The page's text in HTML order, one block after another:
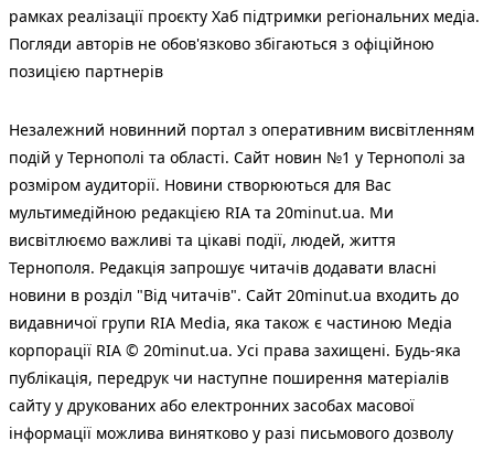
рамках реалізації проєкту Хаб підтримки регіональних медіа.
Погляди авторів не обов'язково збігаються з офіційною
позицією партнерів
Незалежний новинний портал з оперативним висвітленням
подій у Тернополі та області. Сайт новин №1 у Тернополі за
розміром аудиторії. Новини створюються для Вас
мультимедійною редакцією RIA та 20minut.ua. Ми
висвітлюємо важливі та цікаві події, людей, життя
Тернополя. Редакція запрошує читачів додавати власні
новини в розділ "Від читачів". Сайт 20minut.ua входить до
видавничої групи RIA Media, яка також є частиною Медіа
корпорації RIA © 20minut.ua. Усі права захищені. Будь-яка
публiкацiя, передрук чи наступне поширення матеріалів
сайту у друкованих або електронних засобах масової
інформації можлива винятково у разі письмового дозволу